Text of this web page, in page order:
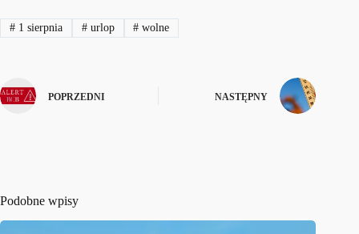
#1 sierpnia #urlop # wolne
POPRZEDNI NASTĘPNY
Podobne wpisy